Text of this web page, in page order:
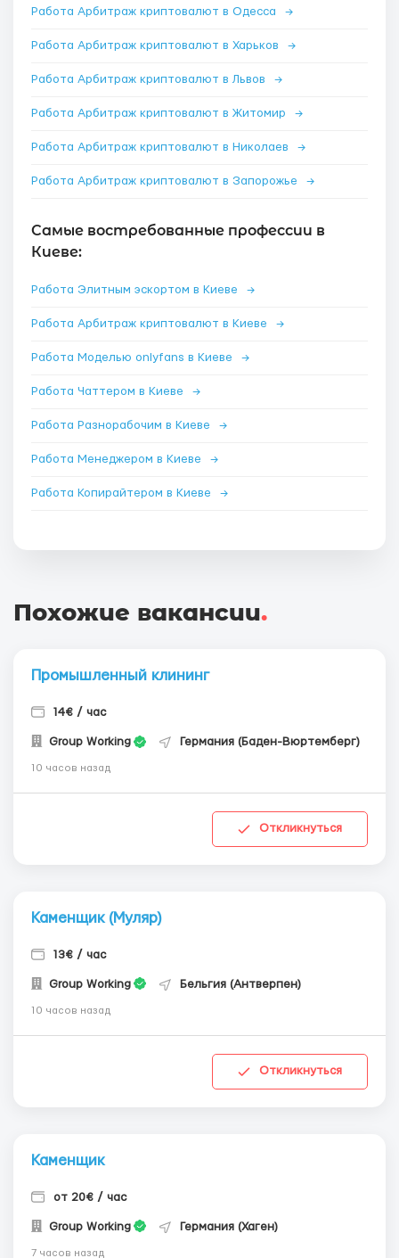
Работа Арбитраж криптовалют в Одесса →
Работа Арбитраж криптовалют в Харьков →
Работа Арбитраж криптовалют в Львов →
Работа Арбитраж криптовалют в Житомир →
Работа Арбитраж криптовалют в Николаев →
Работа Арбитраж криптовалют в Запорожье →
Самые востребованные профессии в
Киеве:
Работа Элитным эскортом в Киеве →
Работа Арбитраж криптовалют в Киеве →
Работа Моделью onlyfans в Киеве →
Работа Чаттером в Киеве →
Работа Разнорабочим в Киеве →
Работа Менеджером в Киеве →
Работа Копирайтером в Киеве →
Похожие вакансии.
Промышленный клининг
14€ / час
Group Working Германия (Баден-Вюртемберг)
10 часов назад
Откликнуться
Каменщик (Муляр)
13€ / час
Group Working Бельгия (Антверпен)
10 часов назад
Откликнуться
Каменщик
от 20€ / час
Group Working Германия (Хаген)
7 часов назад